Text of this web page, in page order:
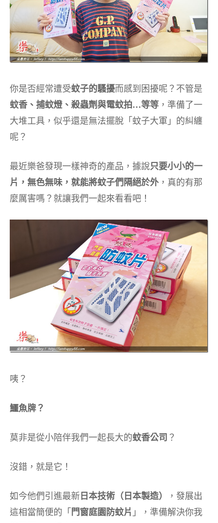
你是否經常遭受蚊子的騷擾而感到困擾呢？ 不管是
蚊香、捕蚊燈、殺蟲劑與電蚊拍…等等 ，準備了一
大堆工具，似乎還是無法擺脫「蚊子大軍」的糾纏
呢？
最近樂爸發現一樣神奇的產品，據說只要小小的一
片，無色無味，就能將蚊子們隔絕於外 ，真的有那
麼厲害嗎？ 就讓我們一起來看看吧！
咦？
鱷魚牌？
莫非是從小陪伴我們一起長大的蚊香公司 ？
沒錯，就是它！
如今他們引進最新 日本技術（日本製造）
，發展出
這相當簡便的「 門窗庭園防蚊片 」，準備解決你我